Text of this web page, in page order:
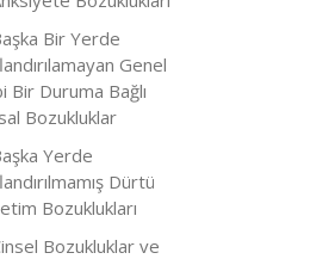
Bir Yerde
Genel
Bir Duruma Bağlı
Bozukluklar
Yerde
Dürtü
Bozuklukları
Bozukluklar ve